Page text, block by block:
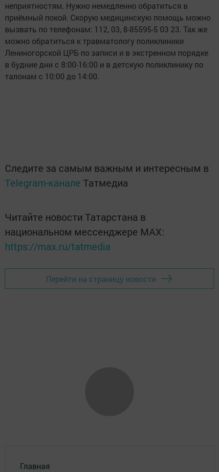
неприятностям. Нужно немедленно обратиться в
приёмный покой. Скорую медицинскую помощь можно
вызвать по телефонам: 112, 03, 8-85595-5 03 23. Так же
можно обратиться к травматологу поликлиники
Лениногорской ЦРБ по записи и в экстренном порядке
в будние дни с 8:00-16:00 и в детскую поликлинику по
талонам с 10:00 до 14:00.
Следите за самым важным и интересным в
Telegram-канале Татмедиа
Читайте новости Татарстана в
национальном мессенджере MАХ:
https://max.ru/tatmedia
Перейти на страницу новости
Главная